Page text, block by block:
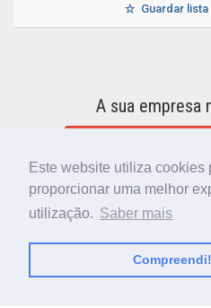
Este website utiliza cookies
proporcionar uma melhor
utilização. Saber mais
Compreendi!
Guardar
A sua empresa
POLÍTICA DE PRIVACIDADE